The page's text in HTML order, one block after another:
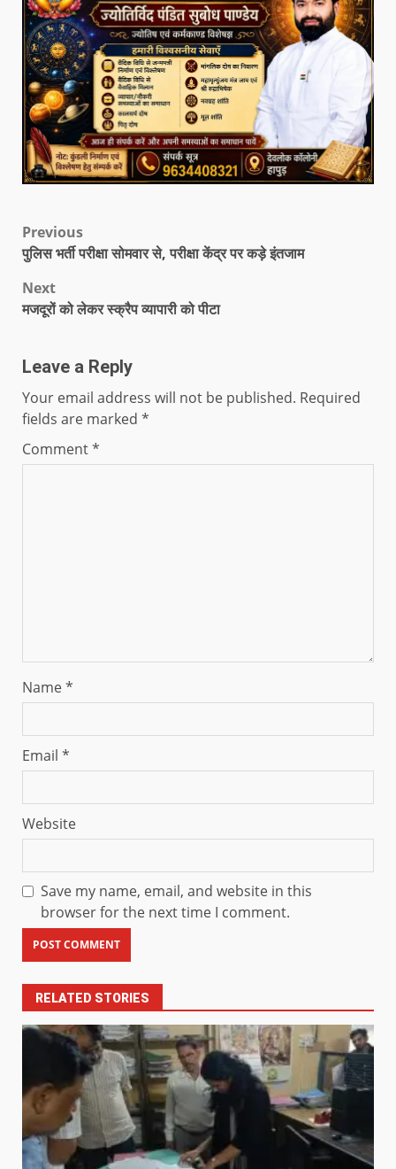
Previous
पुलिस भर्ती परीक्षा सोमवार से, परीक्षा केंद्र पर कड़े इंतजाम
Next
मजदूरों को लेकर स्क्रैप व्यापारी को पीटा
Leave a Reply
Your email address will not be published. Required
fields are marked *
Comment*
Name*
Email *
Website
Save my name, email, and website in this
browser for the next time I comment.
RELATED STORIES